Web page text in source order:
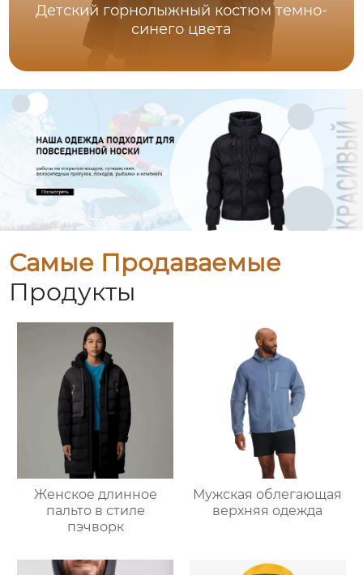
Детский горнолыжный костюм темно-
синего цвета
Самые Продаваемые
Продукты
Женское длинное
пальто в стиле
пэчворк
Мужская облегающая
верхняя одежда